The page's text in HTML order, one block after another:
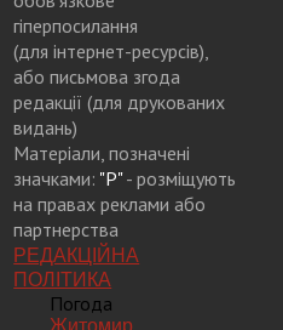
гіперпосилання
(для інтернет-ресурсів),
або письмова згода
редакції (для друкованих
видань)
Матеріали, позначені
значками: "Р"- розміщують
на правах реклами або
партнерства
РЕДАКЦІЙНА
ПОЛІТИКА
Погода